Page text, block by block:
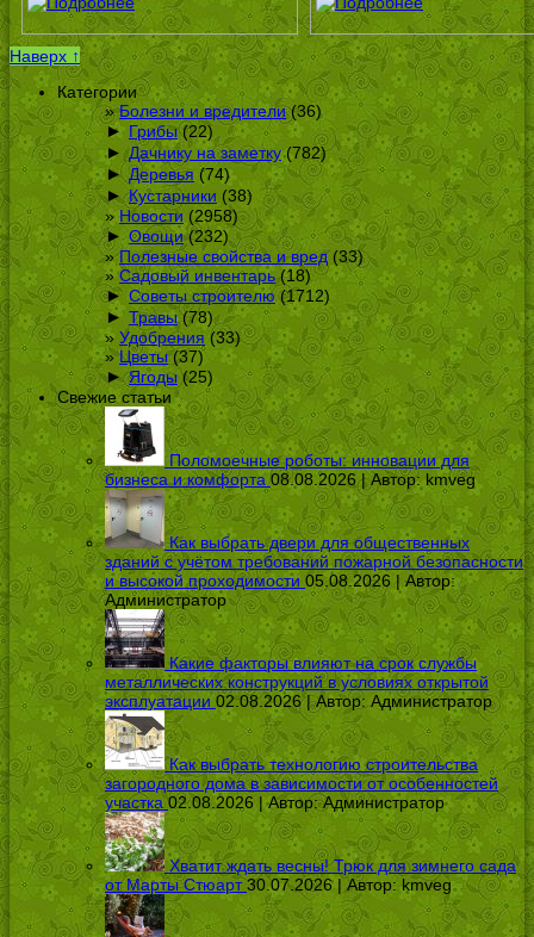
Наверх ↑
Категории
Болезни и вредители(36)
► Грибы(22)
► Дачнику на заметку(782)
► Деревья (74)
► Кустарники (38)
Новости (2958)
► Овощи(232)
Полезные свойства и вред(33)
Садовый инвентарь(18)
► Советы строителю (1712)
► Травы(78)
Удобрения (33)
Цветы(37)
► Ягоды(25)
Свежие статьи
Поломоечные роботы: инновации для
бизнеса и комфорта 08.08.2026 | Автор:kmveg
Как выбрать двери для общественных
зданий с учётом требований пожарной безопасности
и высокой проходимости 05.08.2026 | Автор:
Администратор
Какие факторы влияют на срок службы
металлических конструкций в условиях открытой
эксплуатации 02.08.2026 | Автор: Администратор
Как выбрать технологию строительства
загородного дома в зависимости от особенностей
участка 02.08.2026 | Автор:Администратор
Хватит ждать весны! Трюк для зимнего сада
от Марты Стюарт 30.07.2026 | Автор:kmveg